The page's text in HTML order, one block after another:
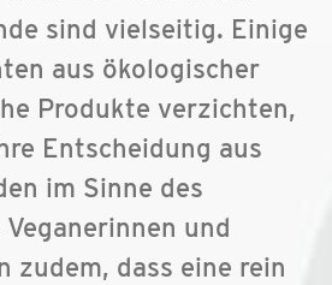
sind vielseitig. Einige
aus ökologischer
Produkte verzichten,
Entscheidung aus
im Sinne des
und
zudem, dass eine rein